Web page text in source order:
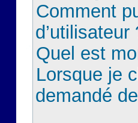
Comment
d’utilisateur
Quel est
Lorsque je
demandé